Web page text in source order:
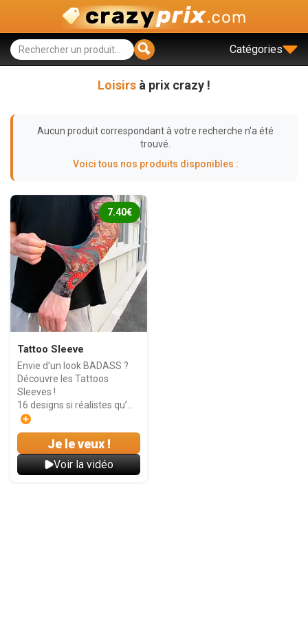
Catégories
Loisirs à prix crazy !
Aucun produit correspondant à votre recherche n'a été
trouvé.
Voici tous nos produits disponibles :
7.40€
Tattoo Sleeve
Envie d’un look BADASS ?
Découvre les Tattoos
Sleeves !
16 designs si réalistes qu’...
Je le veux !
Voir la vidéo